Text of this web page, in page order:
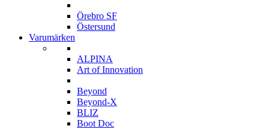
Örebro SF
Östersund
Varumärken
ALPINA
Art of Innovation
Beyond
Beyond-X
BLIZ
Boot Doc